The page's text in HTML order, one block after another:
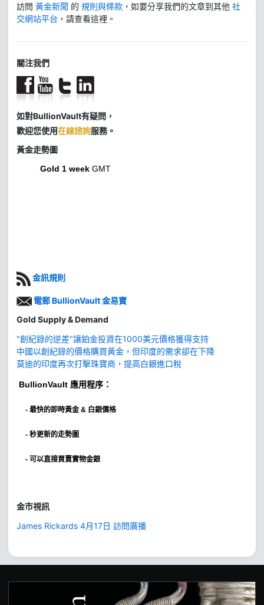
訪問 黃金新聞 的 規則與條款 ，如要分享我們的文章到其他 社
交網站平台 ，請查看這裡。
關注我們
如對BullionVault有疑問，
歡迎您使用在線諮詢服務。
黃金走勢圖
Gold 1 week GMT
金訊規則
電郵 BullionVault 金易寶
Gold Supply & Demand
"創紀錄的逆差"讓鉑金投資在1000美元價格獲得支持
中國以創紀錄的價格購買黃金，但印度的需求卻在下降
莫迪的印度再次打擊珠寶商，提高白銀進口稅
BullionVault 應用程序：
- 最快的即時黃金 & 白銀價格
- 秒更新的走勢圖
- 可以直接買賣實物金銀
金市視訊
James Rickards 4月17日 訪問廣播